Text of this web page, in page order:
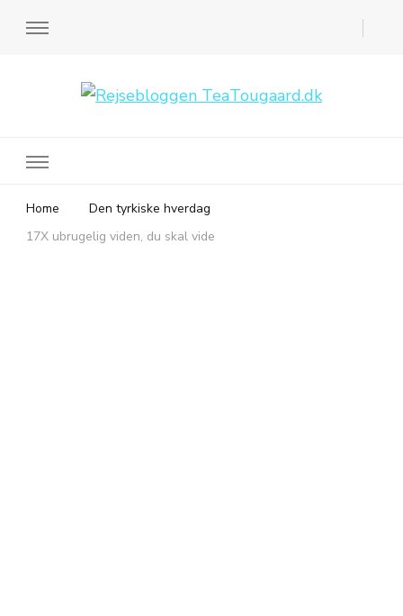
Home
Den tyrkiske hverdag
17X ubrugelig viden, du skal vide